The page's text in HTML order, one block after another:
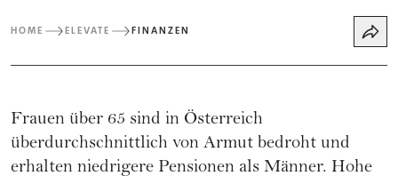
HOME ELEVATE FINANZEN
Frauen über 65 sind in Österreich
überdurchschnittlich von Armut bedroht und
erhalten niedrigere Pensionen als Männer. Hohe